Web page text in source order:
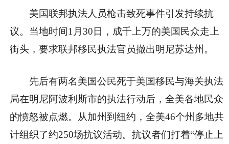
美国联邦执法人员枪击致死事件引发持续抗
议。当地时间1月30日，成千上万的美国民众走上
街头，要求联邦移民执法官员撤出明尼苏达州。
先后有两名美国公民死于美国移民与海关执法
局在明尼阿波利斯市的执法行动后，全美各地民众
的愤怒被点燃。从加州到纽约，全美46个州多地共
计组织了约250场抗议活动。抗议者们打着“停止上